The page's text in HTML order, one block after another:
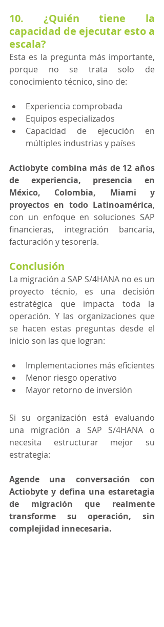
10. ¿Quién tiene la
capacidad de ejecutar esto a
escala?
Esta es la pregunta más importante,
porque no se trata solo de
conocimiento técnico, sino de:
Experiencia comprobada
Equipos especializados
Capacidad de ejecución en
múltiples industrias y países
Actiobyte combina más de 12 años
de experiencia, presencia en
México, Colombia, Miami y
proyectos en todo Latinoamérica,
con un enfoque en soluciones SAP
financieras, integración bancaria,
facturación y tesorería.
Conclusión
La migración a SAP S/4HANA no es un
proyecto técnio, es una decisión
estratégica que impacta toda la
operación. Y las organizaciones que
se hacen estas preguntas desde el
inicio son las que logran:
Implementaciones más eficientes
Menor riesgo operativo
Mayor retorno de inversión
Si su organización está evaluando
una migración a SAP S/4HANA o
necesita estructurar mejor su
estrategia:
Agende una conversación con
Actiobyte y defina una estaretagia
de migración que realmente
transforme su operación, sin
complejidad innecesaria.